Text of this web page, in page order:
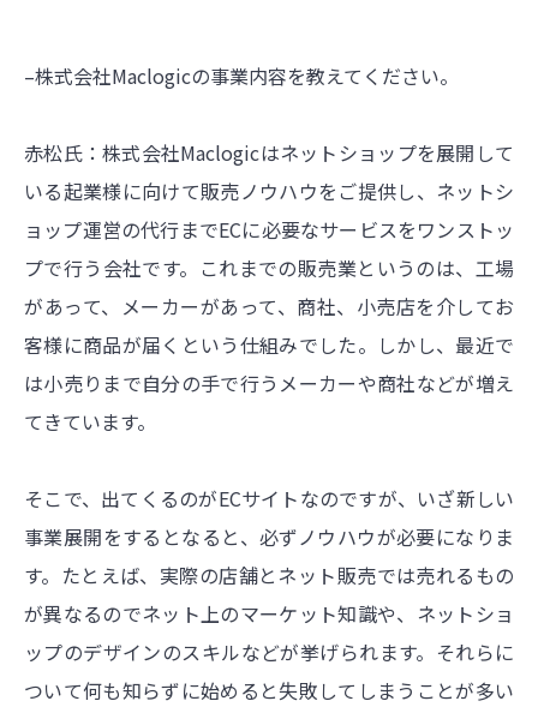
–株式会社Maclogicの事業内容を教えてください。
赤松氏：株式会社Maclogicはネットショップを展開して
いる起業様に向けて販売ノウハウをご提供し、ネットシ
ョップ運営の代行までECに必要なサービスをワンストッ
プで行う会社です。これまでの販売業というのは、工場
があって、メーカーがあって、商社、小売店を介してお
客様に商品が届くという仕組みでした。しかし、最近で
は小売りまで自分の手で行うメーカーや商社などが増え
てきています。
そこで、出てくるのがECサイトなのですが、いざ新しい
事業展開をするとなると、必ずノウハウが必要になりま
す。たとえば、実際の店舗とネット販売では売れるもの
が異なるのでネット上のマーケット知識や、ネットショ
ップのデザインのスキルなどが挙げられます。それらに
ついて何も知らずに始めると失敗してしまうことが多い